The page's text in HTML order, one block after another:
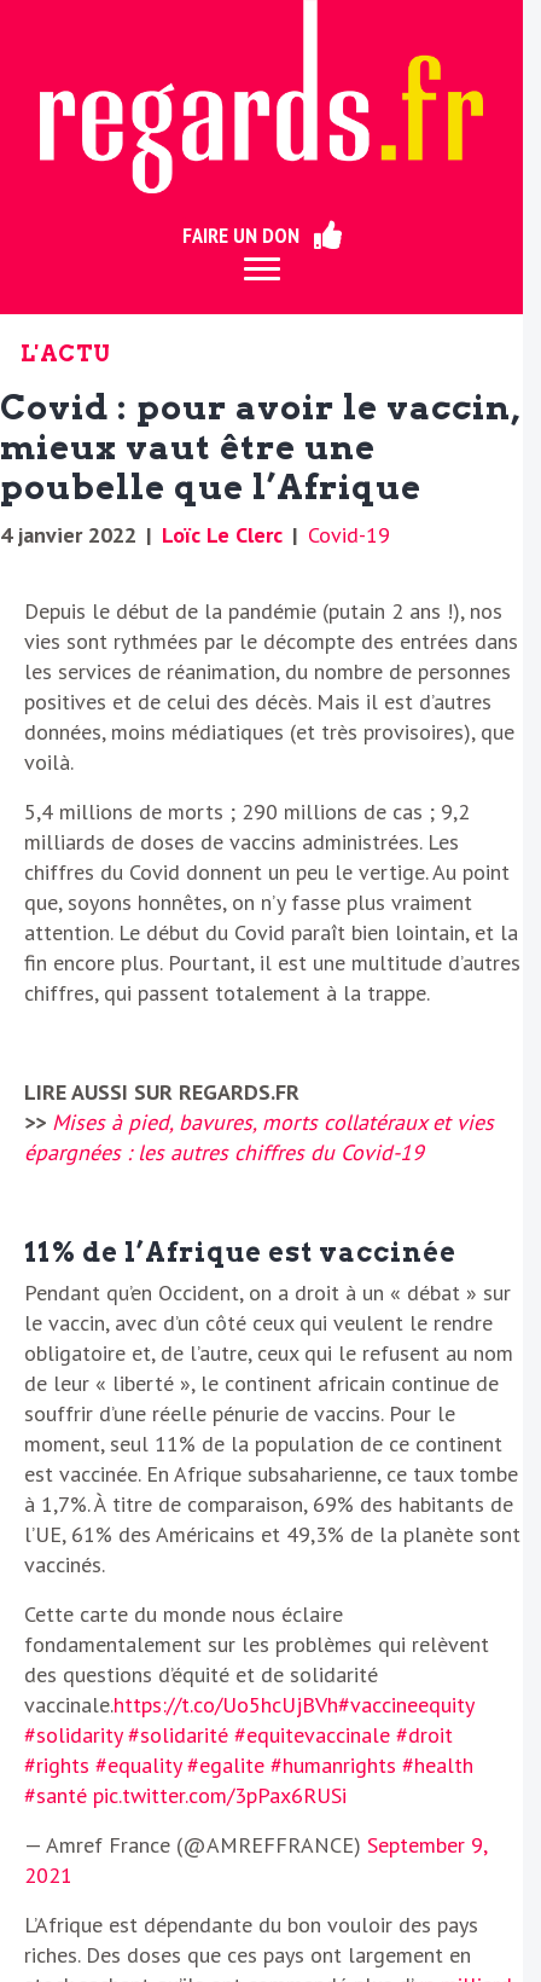
FAIRE UN DON
L'ACTU
Covid : pour avoir le vaccin,
mieux vaut être une
poubelle que l’Afrique
4 janvier 2022 | Loïc Le Clerc | Covid-19
Depuis le début de la pandémie (putain 2 ans !), nos
vies sont rythmées par le décompte des entrées dans
les services de réanimation, du nombre de personnes
positives et de celui des décès. Mais il est d’autres
données, moins médiatiques (et très provisoires), que
voilà.
5,4 millions de morts ; 290 millions de cas ; 9,2
milliards de doses de vaccins administrées. Les
chiffres du Covid donnent un peu le vertige. Au point
que, soyons honnêtes, on n’y fasse plus vraiment
attention. Le début du Covid paraît bien lointain, et la
fin encore plus. Pourtant, il est une multitude d’autres
chiffres, qui passent totalement à la trappe.
LIRE AUSSI SUR REGARDS.FR
>> Mises à pied, bavures, morts collatéraux et vies
épargnées : les autres chiffres du Covid-19
11% de l’Afrique est vaccinée
Pendant qu’en Occident, on a droit à un « débat » sur
le vaccin, avec d’un côté ceux qui veulent le rendre
obligatoire et, de l’autre, ceux qui le refusent au nom
de leur « liberté », le continent africain continue de
souffrir d’une réelle pénurie de vaccins. Pour le
moment, seul 11% de la population de ce continent
est vaccinée. En Afrique subsaharienne, ce taux tombe
à 1,7%. À titre de comparaison, 69% des habitants de
l’UE, 61% des Américains et 49,3% de la planète sont
vaccinés.
Cette carte du monde nous éclaire
fondamentalement sur les problèmes qui relèvent
des questions d’équité et de solidarité
vaccinale.https://t.co/Uo5hcUjBVh#vaccineequity
#solidarity #solidarité #equitevaccinale #droit
#rights #equality #egalite #humanrights #health
#santé pic.twitter.com/3pPax6RUSi
— Amref France (@AMREFFRANCE) September 9,
2021
L’Afrique est dépendante du bon vouloir des pays
riches. Des doses que ces pays ont largement en